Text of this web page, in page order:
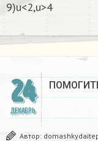
9)u<2,u>4
24
ДЕКАБРЬ
Автор: